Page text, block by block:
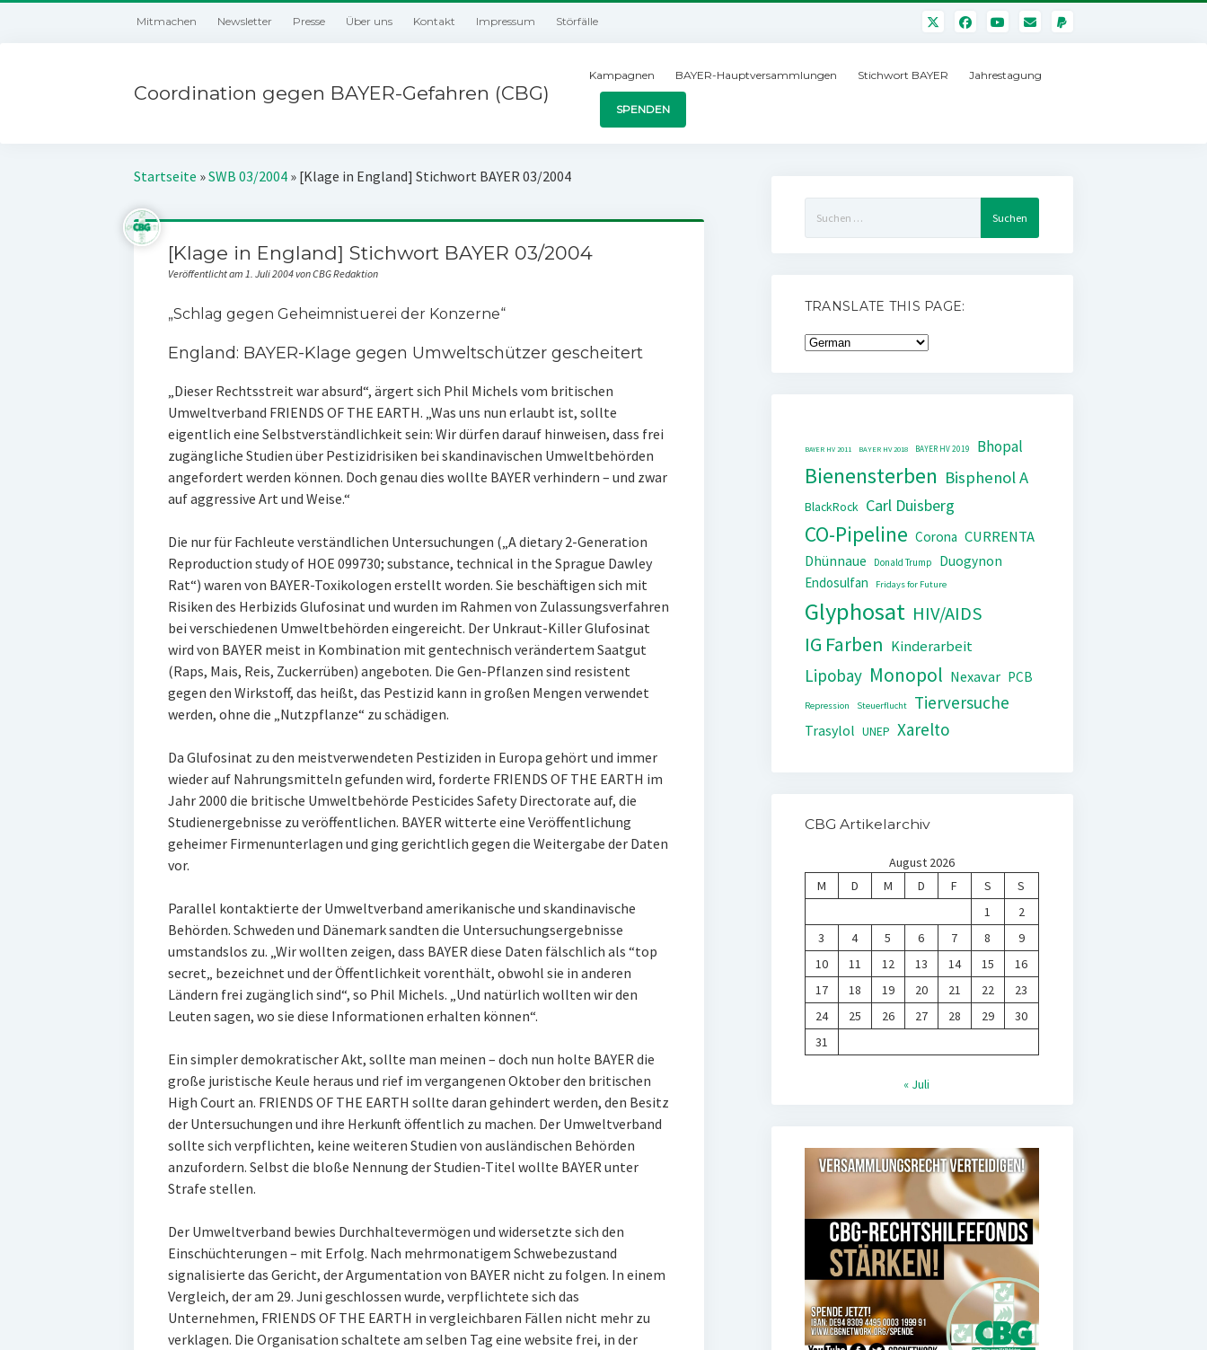
Mitmachen Newsletter Presse Über uns Kontakt Impressum Störfälle
Coordination gegen BAYER-Gefahren (CBG)
Kampagnen BAYER-Hauptversammlungen Stichwort BAYER Jahrestagung
SPENDEN
Startseite »SWB 03/2004 » [Klage in England] Stichwort BAYER 03/2004
[Klage in England] Stichwort BAYER 03/2004
Veröffentlicht am 1. Juli 2004 von CBG Redaktion
„Schlag gegen Geheimnistuerei der Konzerne“
England: BAYER-Klage gegen Umweltschützer gescheitert
„Dieser Rechtsstreit war absurd“, ärgert sich Phil Michels vom britischen
Umweltverband FRIENDS OF THE EARTH. „Was uns nun erlaubt ist, sollte
eigentlich eine Selbstverständlichkeit sein: Wir dürfen darauf hinweisen, dass frei
zugängliche Studien über Pestizidrisiken bei skandinavischen Umweltbehörden
angefordert werden können. Doch genau dies wollte BAYER verhindern – und zwar
auf aggressive Art und Weise.“
Die nur für Fachleute verständlichen Untersuchungen („A dietary 2-Generation
Reproduction study of HOE 099730; substance, technical in the Sprague Dawley
Rat“) waren von BAYER-Toxikologen erstellt worden. Sie beschäftigen sich mit
Risiken des Herbizids Glufosinat und wurden im Rahmen von Zulassungsverfahren
bei verschiedenen Umweltbehörden eingereicht. Der Unkraut-Killer Glufosinat
wird von BAYER meist in Kombination mit gentechnisch verändertem Saatgut
(Raps, Mais, Reis, Zuckerrüben) angeboten. Die Gen-Pflanzen sind resistent
gegen den Wirkstoff, das heißt, das Pestizid kann in großen Mengen verwendet
werden, ohne die „Nutzpflanze“ zu schädigen.
Da Glufosinat zu den meistverwendeten Pestiziden in Europa gehört und immer
wieder auf Nahrungsmitteln gefunden wird, forderte FRIENDS OF THE EARTH im
Jahr 2000 die britische Umweltbehörde Pesticides Safety Directorate auf, die
Studienergebnisse zu veröffentlichen. BAYER witterte eine Veröffentlichung
geheimer Firmenunterlagen und ging gerichtlich gegen die Weitergabe der Daten
vor.
Parallel kontaktierte der Umweltverband amerikanische und skandinavische
Behörden. Schweden und Dänemark sandten die Untersuchungsergebnisse
umstandslos zu. „Wir wollten zeigen, dass BAYER diese Daten fälschlich als “top
secret„ bezeichnet und der Öffentlichkeit vorenthält, obwohl sie in anderen
Ländern frei zugänglich sind“, so Phil Michels. „Und natürlich wollten wir den
Leuten sagen, wo sie diese Informationen erhalten können“.
Ein simpler demokratischer Akt, sollte man meinen – doch nun holte BAYER die
große juristische Keule heraus und rief im vergangenen Oktober den britischen
High Court an. FRIENDS OF THE EARTH sollte daran gehindert werden, den Besitz
der Untersuchungen und ihre Herkunft öffentlich zu machen. Der Umweltverband
sollte sich verpflichten, keine weiteren Studien von ausländischen Behörden
anzufordern. Selbst die bloße Nennung der Studien-Titel wollte BAYER unter
Strafe stellen.
Der Umweltverband bewies Durchhaltevermögen und widersetzte sich den
Einschüchterungen – mit Erfolg. Nach mehrmonatigem Schwebezustand
signalisierte das Gericht, der Argumentation von BAYER nicht zu folgen. In einem
Vergleich, der am 29. Juni geschlossen wurde, verpflichtete sich das
Unternehmen, FRIENDS OF THE EARTH in vergleichbaren Fällen nicht mehr zu
verklagen. Die Organisation schaltete am selben Tag eine website frei, in der
nach:
TRANSLATE THIS PAGE:
BAYER HV 2011 BAYER HV 2018 BAYER HV 2019 Bhopal
Bienensterben Bisphenol A
BlackRock Carl Duisberg
CO-Pipeline Corona CURRENTA
Dhünnaue Donald Trump
Duogynon
Endosulfan
Fridays for Future
Glyphosat HIV/AIDS
IG Farben Kinderarbeit
Lipobay Monopol Nexavar PCB
Repression Steuerflucht Tierversuche
Trasylol UNEP Xarelto
CBG Artikelarchiv
August 2026
M
D M D F S
S
1
2
3
4 5 6 7 8
9
10
11 12 13 14 15
16
17
18 19 20 21 22
23
24
25 26 27 28 29
30
31
« Juli